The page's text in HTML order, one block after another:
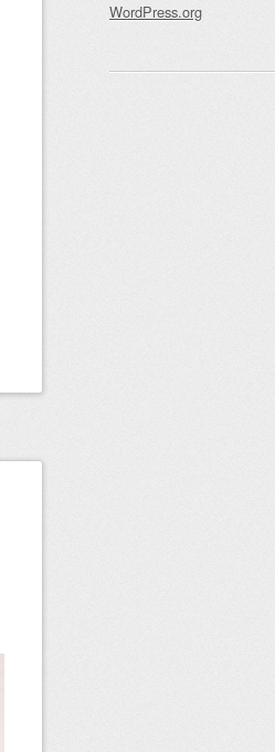
WordPress.org